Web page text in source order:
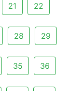
21 22
28 29
35 36